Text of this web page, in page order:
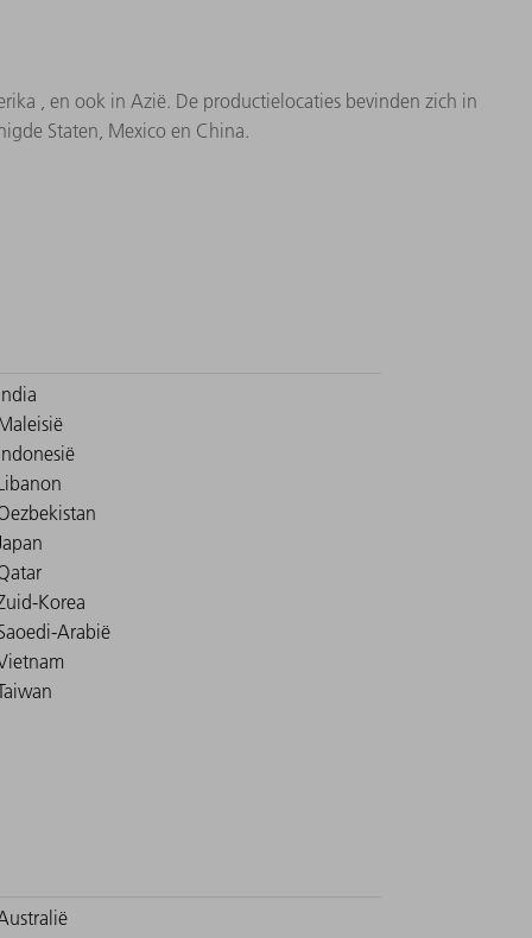
, en ook in Azië. De productielocaties bevinden zich in
Staten, Mexico en China.
Korea
Arabië